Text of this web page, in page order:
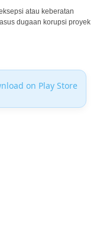
atau keberatan
dugaan korupsi proyek